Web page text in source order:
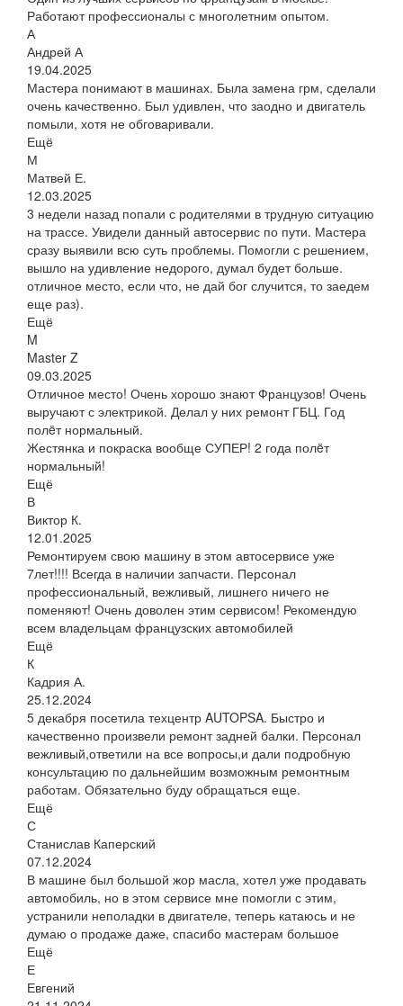
Работают профессионалы с многолетним опытом.
А
Андрей А
19.04.2025
Мастера понимают в машинах. Была замена грм, сделали
очень качественно. Был удивлен, что заодно и двигатель
помыли, хотя не обговаривали.
Ещё
М
Матвей Е.
12.03.2025
3 недели назад попали с родителями в трудную ситуацию
на трассе. Увидели данный автосервис по пути. Мастера
сразу выявили всю суть проблемы. Помогли с решением,
вышло на удивление недорого, думал будет больше.
отличное место, если что, не дай бог случится, то заедем
еще раз).
Ещё
M
Master Z
09.03.2025
Отличное место! Очень хорошо знают Французов! Очень
выручают с электрикой. Делал у них ремонт ГБЦ. Год
полëт нормальный.
Жестянка и покраска вообще СУПЕР! 2 года полëт
нормальный!
Ещё
В
Виктор К.
12.01.2025
Ремонтируем свою машину в этом автосервисе уже
7лет!!!! Всегда в наличии запчасти. Персонал
профессиональный, вежливый, лишнего ничего не
поменяют! Очень доволен этим сервисом! Рекомендую
всем владельцам французских автомобилей
Ещё
К
Кадрия А.
25.12.2024
5 декабря посетила техцентр AUTOPSA. Быстро и
качественно произвели ремонт задней балки. Персонал
вежливый,ответили на все вопросы,и дали подробную
консультацию по дальнейшим возможным ремонтным
работам. Обязательно буду обращаться еще.
Ещё
С
Станислав Каперский
07.12.2024
В машине был большой жор масла, хотел уже продавать
автомобиль, но в этом сервисе мне помогли с этим,
устранили неполадки в двигателе, теперь катаюсь и не
думаю о продаже даже, спасибо мастерам большое
Ещё
Е
Евгений